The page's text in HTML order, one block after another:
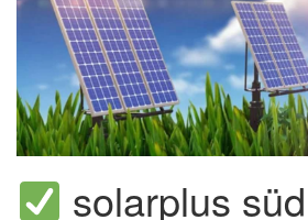
solarplus